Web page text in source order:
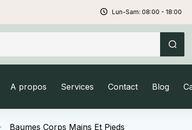
Lun-Sam: 08:00 - 18:00
A propos Services Contact Blog
Baumes Corps Mains Et Pieds